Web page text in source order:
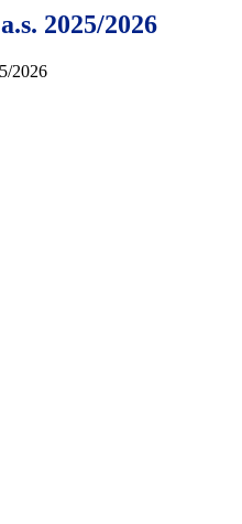
2025/2026
2026